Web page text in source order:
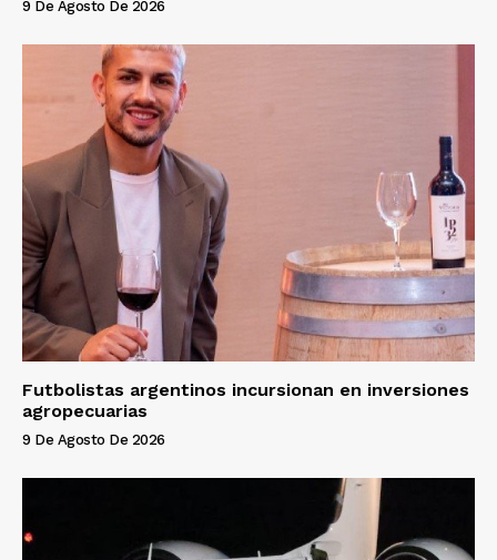
9 De Agosto De 2026
Futbolistas argentinos incursionan en inversiones
agropecuarias
9 De Agosto De 2026